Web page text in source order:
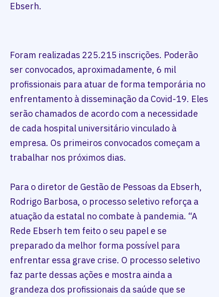
Ebserh.
Foram realizadas 225.215 inscrições. Poderão
ser convocados, aproximadamente, 6 mil
profissionais para atuar de forma temporária no
enfrentamento à disseminação da Covid-19. Eles
serão chamados de acordo com a necessidade
de cada hospital universitário vinculado à
empresa. Os primeiros convocados começam a
trabalhar nos próximos dias.
Para o diretor de Gestão de Pessoas da Ebserh,
Rodrigo Barbosa, o processo seletivo reforça a
atuação da estatal no combate à pandemia. “A
Rede Ebserh tem feito o seu papel e se
preparado da melhor forma possível para
enfrentar essa grave crise. O processo seletivo
faz parte dessas ações e mostra ainda a
grandeza dos profissionais da saúde que se